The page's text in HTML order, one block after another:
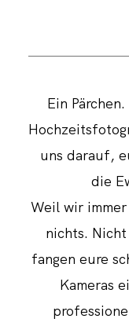
Ein
uns darauf,
die
Weil wir
nichts.
fangen eure
Kameras